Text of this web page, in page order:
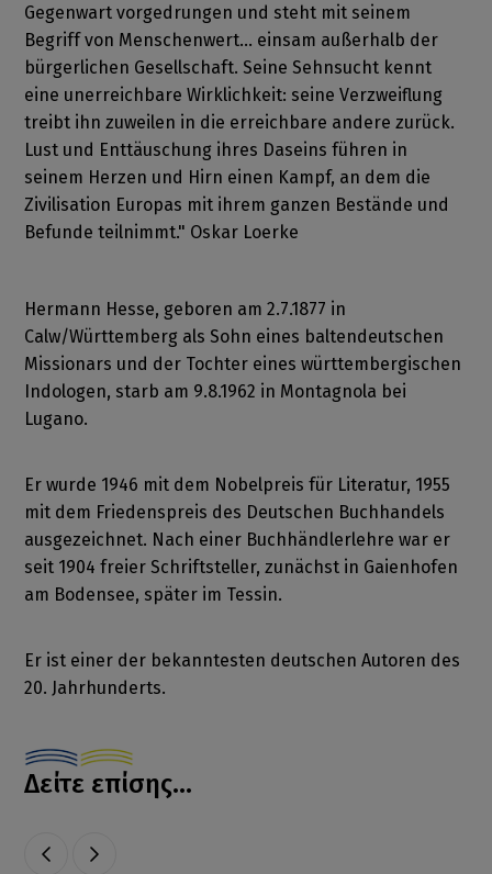
Gegenwart vorgedrungen und steht mit seinem
Begriff von Menschenwert... einsam außerhalb der
bürgerlichen Gesellschaft. Seine Sehnsucht kennt
eine unerreichbare Wirklichkeit: seine Verzweiflung
treibt ihn zuweilen in die erreichbare andere zurück.
Lust und Enttäuschung ihres Daseins führen in
seinem Herzen und Hirn einen Kampf, an dem die
Zivilisation Europas mit ihrem ganzen Bestände und
Befunde teilnimmt." Oskar Loerke
Hermann Hesse, geboren am 2.7.1877 in
Calw/Württemberg als Sohn eines baltendeutschen
Missionars und der Tochter eines württembergischen
Indologen, starb am 9.8.1962 in Montagnola bei
Lugano.
Er wurde 1946 mit dem Nobelpreis für Literatur, 1955
mit dem Friedenspreis des Deutschen Buchhandels
ausgezeichnet. Nach einer Buchhändlerlehre war er
seit 1904 freier Schriftsteller, zunächst in Gaienhofen
am Bodensee, später im Tessin.
Er ist einer der bekanntesten deutschen Autoren des
20. Jahrhunderts.
Δείτε επίσης...